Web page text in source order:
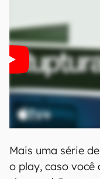
Mais uma série
o play, caso você